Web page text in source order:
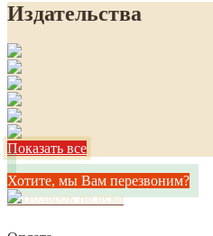
Издательства
Показать все
Хотите, мы Вам перезвоним?